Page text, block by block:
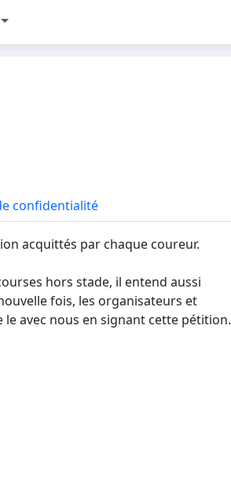
confidentialité
acquittés par chaque coureur.
hors stade, il entend aussi
fois, les organisateurs et
avec nous en signant cette pétition.